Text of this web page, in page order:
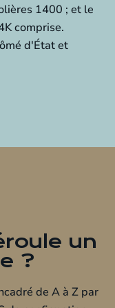
1400 ; et le
comprise.
d'État et
un
?
de A à Z par